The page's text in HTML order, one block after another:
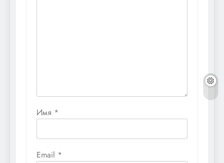
Имя *
Email *